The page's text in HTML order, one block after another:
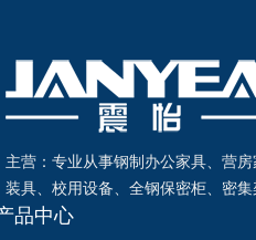
主营：专业从事钢制办公家具、营
装具、校用设备、全钢保密柜、密集
品中心